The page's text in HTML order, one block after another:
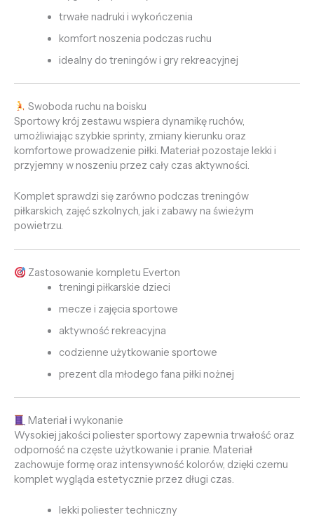
trwałe nadruki i wykończenia
komfort noszenia podczas ruchu
idealny do treningów i gry rekreacyjnej
Swoboda ruchu na boisku
Sportowy krój zestawu wspiera dynamikę ruchów,
umożliwiając szybkie sprinty, zmiany kierunku oraz
komfortowe prowadzenie piłki. Materiał pozostaje lekki i
przyjemny w noszeniu przez cały czas aktywności.
Komplet sprawdzi się zarówno podczas treningów
piłkarskich, zajęć szkolnych, jak i zabawy na świeżym
powietrzu.
Zastosowanie kompletu Everton
treningi piłkarskie dzieci
mecze i zajęcia sportowe
aktywność rekreacyjna
codzienne użytkowanie sportowe
prezent dla młodego fana piłki nożnej
Materiał i wykonanie
Wysokiej jakości poliester sportowy zapewnia trwałość oraz
odporność na częste użytkowanie i pranie. Materiał
zachowuje formę oraz intensywność kolorów, dzięki czemu
komplet wygląda estetycznie przez długi czas.
lekki poliester techniczny